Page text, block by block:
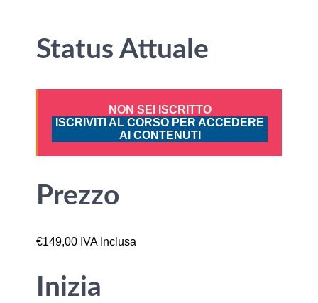
Status Attuale
NON SEI ISCRITTO
ISCRIVITI AL CORSO PER ACCEDERE
AI CONTENUTI
Prezzo
€149,00 IVA Inclusa
Inizia